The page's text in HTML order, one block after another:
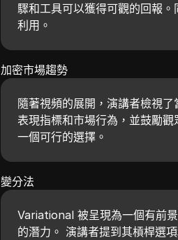
驟和工具可以獲得可觀的回報
利用。
加密市場趨勢
隨著視頻的展開，演講者檢視
表現指標和市場行為，並鼓勵
一個可行的選擇。
變分法
Variational 被呈現為一個有前
的潛力。 演講者提到其槓桿選